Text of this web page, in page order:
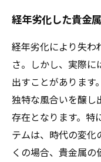
魅力
経年劣化を受
経年劣化した貴金
経年劣化により失わ
さ。しかし、実際に
出すことがあります
独特な風合いを醸し
存在となります。特
テムは、時代の変化
くの場合、貴金属